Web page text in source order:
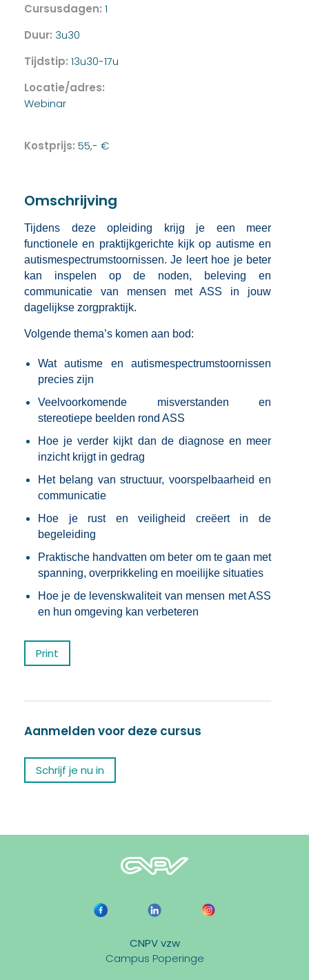
Cursusdagen: 1
Duur: 3u30
Tijdstip: 13u30-17u
Locatie/adres:
Webinar
Kostprijs: 55,- €
Omschrijving
Tijdens deze opleiding krijg je een meer
functionele en praktijkgerichte kijk op autisme en
autismespectrumstoornissen. Je leert hoe je beter
kan inspelen op de noden, beleving en
communicatie van mensen met ASS in jouw
dagelijkse zorgpraktijk.
Volgende thema’s komen aan bod:
Wat autisme en autismespectrumstoornissen
precies zijn
Veelvoorkomende misverstanden en
stereotiepe beelden rond ASS
Hoe je verder kijkt dan de diagnose en meer
inzicht krijgt in gedrag
Het belang van structuur, voorspelbaarheid en
communicatie
Hoe je rust en veiligheid creëert in de
begeleiding
Praktische handvatten om beter om te gaan met
spanning, overprikkeling en moeilijke situaties
Hoe je de levenskwaliteit van mensen met ASS
en hun omgeving kan verbeteren
Print
Aanmelden voor deze cursus
Schrijf je nu in
CNPV vzw
Campus Poperinge